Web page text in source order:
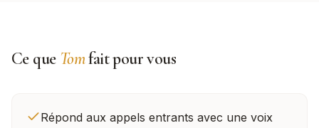
Ce que Tomfait pour vous
Répond aux appels entrants avec une voix